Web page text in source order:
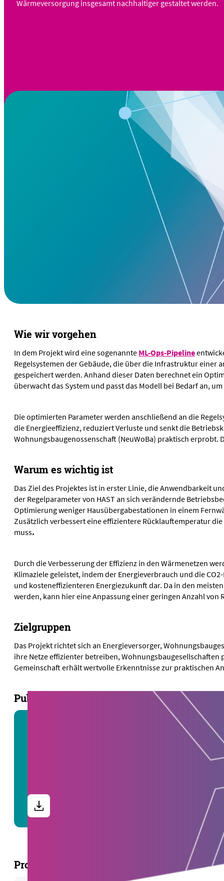
Wärmeversorgung insgesamt nachhaltiger gestaltet werden.
Wie wir vorgehen
In dem Projekt wird eine sogenannte ML-Ops-Pipeline
Regelsystemen der Gebäude, die über die Infrastruktur
gespeichert werden. Anhand dieser Daten berechnet ein
überwacht das System und passt das Modell bei Bedarf an,
Die optimierten Parameter werden anschließend an die
die Energieeffizienz, reduziert Verluste und senkt die
Wohnungsbaugenossenschaft (NeuWoBa) praktisch
Warum es wichtig ist
Das Ziel des Projektes ist in erster Linie, die Anwendbarkeit
der Regelparameter von HAST an sich verändernde
Optimierung weniger Hausübergabestationen in einem
Zusätzlich verbessert eine effizientere Rücklauftemperatur
muss.
Durch die Verbesserung der Effizienz in den Wärmenetzen
Klimaziele geleistet, indem der Energieverbrauch und die
und kosteneffizienteren Energiezukunft dar. Da in den
werden, kann hier eine Anpassung einer geringen Anzahl
Zielgruppen
Das Projekt richtet sich an Energieversorger,
ihre Netze effizienter betreiben,
Gemeinschaft erhält wertvolle Erkenntnisse zur praktischen
Publikation
Projektpartner